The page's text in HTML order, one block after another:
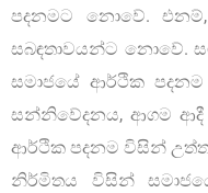
පදනමට නොවේ. එනම්,
සබඳතාවයන්ට නොවේ.
සමාජයේ ආර්ථික
සන්නිවේදනය, ආගම ආදී
ආර්ථික පදනම විසින්
නිර්මිතය විසින්